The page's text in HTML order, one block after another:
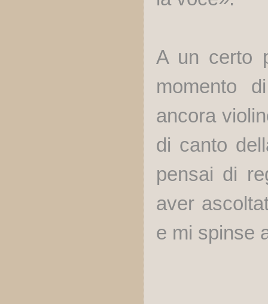
A un certo
momento
ancora
di canto
pensai di
aver
e mi spinse